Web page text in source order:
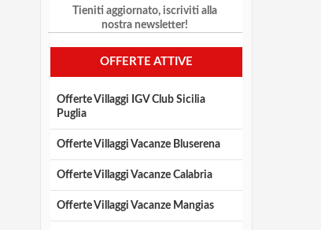
Tieniti aggiornato, iscriviti alla
nostra newsletter!
OFFERTE ATTIVE
Offerte Villaggi IGV Club Sicilia
Puglia
Offerte Villaggi Vacanze Bluserena
Offerte Villaggi Vacanze Calabria
Offerte Villaggi Vacanze Mangias